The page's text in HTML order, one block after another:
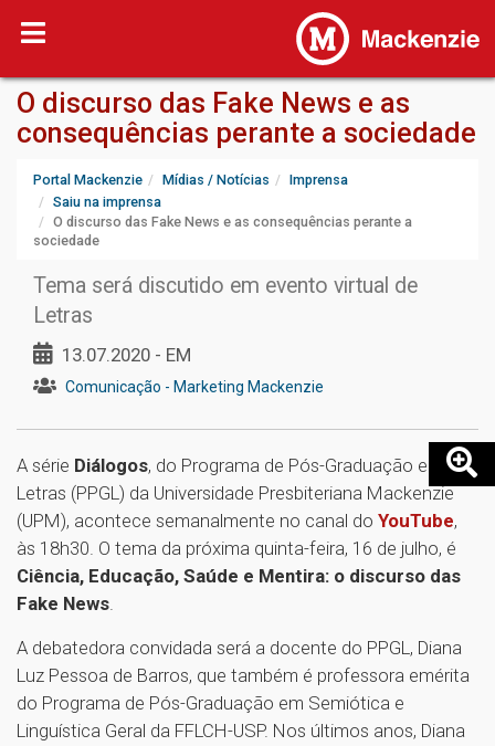
O discurso das Fake News e as
consequências perante a sociedade
Portal Mackenzie Mídias / Notícias
Imprensa
Saiu na imprensa
O discurso das Fake News e as consequências perante a
sociedade
Tema será discutido em evento virtual de
Letras
13.07.2020 - EM
Comunicação - Marketing Mackenzie
A série Diálogos, do Programa de Pós-Graduação em
Letras (PPGL) da Universidade Presbiteriana Mackenzie
(UPM), acontece semanalmente no canal do YouTube,
às 18h30. O tema da próxima quinta-feira, 16 de julho, é
Ciência, Educação, Saúde e Mentira: o discurso das
Fake News.
A debatedora convidada será a docente do PPGL, Diana
Luz Pessoa de Barros, que também é professora emérita
do Programa de Pós-Graduação em Semiótica e
Linguística Geral da FFLCH-USP. Nos últimos anos, Diana